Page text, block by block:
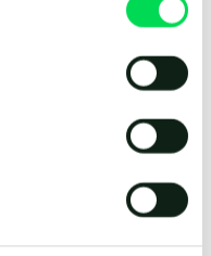
du, at Landia
Du vil blive oprettet
for at